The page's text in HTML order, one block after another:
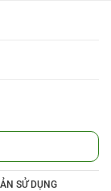
SỬ DỤNG